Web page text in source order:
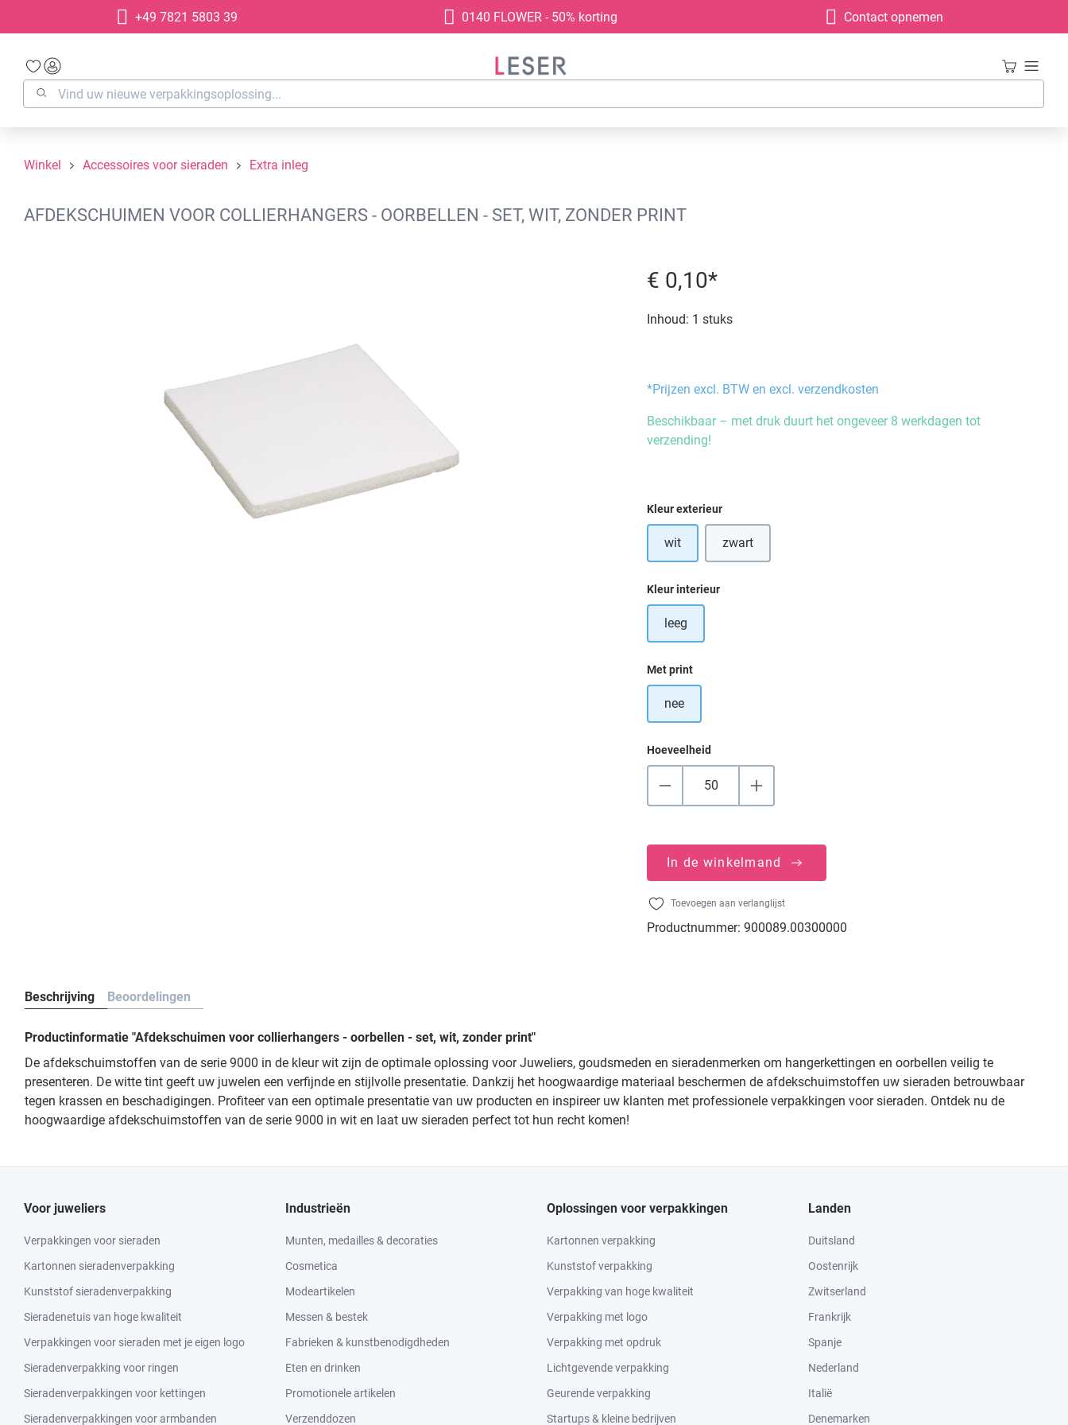
Ga naar de hoofdnavigatie
+49 7821 5803 39 0140 FLOWER - 50% korting Contact opnemen
Winkel Accessoires voor sieraden Extra inleg
AFDEKSCHUIMEN VOOR COLLIERHANGERS - OORBELLEN - SET, WIT, ZONDER PRINT
€ 0,10*
Inhoud: 1 stuks
*Prijzen excl. BTW en excl. verzendkosten
Beschikbaar – met druk duurt het ongeveer 8 werkdagen tot
verzending!
Selecteer
Kleur exterieur
wit zwart
Selecteer
Kleur interieur
leeg
Selecteer
Met print
nee
Hoeveelheid
In de winkelmand
Toevoegen aan verlanglijst
Productnummer: 900089.00300000
Beschrijving Beoordelingen
Productinformatie "Afdekschuimen voor collierhangers - oorbellen - set, wit, zonder print"
De afdekschuimstoffen van de serie 9000 in de kleur wit zijn de optimale oplossing voor Juweliers, goudsmeden en sieradenmerken om hangerkettingen en oorbellen veilig te
presenteren. De witte tint geeft uw juwelen een verfijnde en stijlvolle presentatie. Dankzij het hoogwaardige materiaal beschermen de afdekschuimstoffen uw sieraden betrouwbaar
tegen krassen en beschadigingen. Profiteer van een optimale presentatie van uw producten en inspireer uw klanten met professionele verpakkingen voor sieraden. Ontdek nu de
hoogwaardige afdekschuimstoffen van de serie 9000 in wit en laat uw sieraden perfect tot hun recht komen!
Voor juweliers
Verpakkingen voor sieraden
Kartonnen sieradenverpakking
Kunststof sieradenverpakking
Sieradenetuis van hoge kwaliteit
Verpakkingen voor sieraden met je eigen logo
Sieradenverpakking voor ringen
Sieradenverpakkingen voor kettingen
Sieradenverpakkingen voor armbanden
Industrieën
Munten, medailles & decoraties
Cosmetica
Modeartikelen
Messen & bestek
Fabrieken & kunstbenodigdheden
Eten en drinken
Promotionele artikelen
Verzenddozen
Oplossingen voor verpakkingen
Kartonnen verpakking
Kunststof verpakking
Verpakking van hoge kwaliteit
Verpakking met logo
Verpakking met opdruk
Lichtgevende verpakking
Geurende verpakking
Startups & kleine bedrijven
Landen
Duitsland
Oostenrijk
Zwitserland
Frankrijk
Spanje
Nederland
Italië
Denemarken